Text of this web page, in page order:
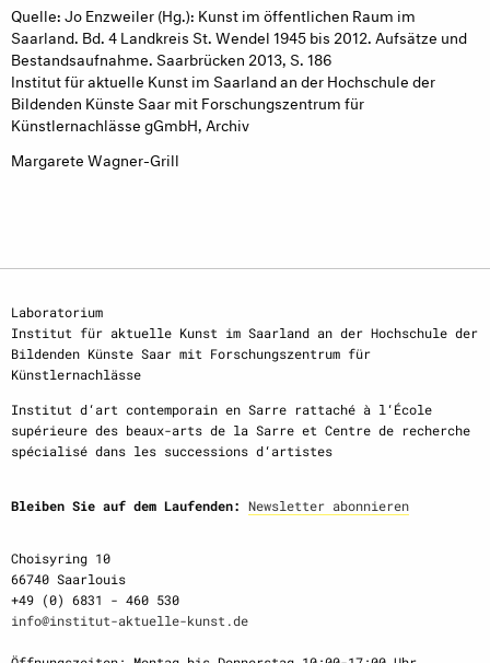
Quelle: Jo Enzweiler (Hg.): Kunst im öffentlichen Raum im
Saarland. Bd. 4 Landkreis St. Wendel 1945 bis 2012. Aufsätze und
Bestandsaufnahme. Saarbrücken 2013, S. 186
Institut für aktuelle Kunst im Saarland an der Hochschule der
Bildenden Künste Saar mit Forschungszentrum für
Künstlernachlässe gGmbH, Archiv
Margarete Wagner-Grill
Laboratorium
Institut für aktuelle Kunst im Saarland an der Hochschule der
Bildenden Künste Saar mit Forschungszentrum für
Künstlernachlässe
Institut d‘art contemporain en Sarre rattaché à l‘École
supérieure des beaux-arts de la Sarre et Centre de recherche
spécialisé dans les successions d‘artistes
Bleiben Sie auf dem Laufenden: Newsletter abonnieren
Choisyring 10
66740 Saarlouis
+49 (0) 6831 - 460 530
info@institut-aktuelle-kunst.de